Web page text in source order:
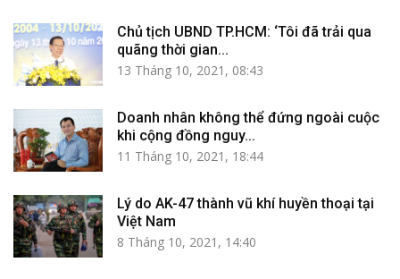
Chủ tịch UBND TP.HCM: ‘Tôi đã trải qua
quãng thời gian...
13 Tháng 10, 2021, 08:43
Doanh nhân không thể đứng ngoài cuộc
khi cộng đồng nguy...
11 Tháng 10, 2021, 18:44
Lý do AK-47 thành vũ khí huyền thoại tại
Việt Nam
8 Tháng 10, 2021, 14:40